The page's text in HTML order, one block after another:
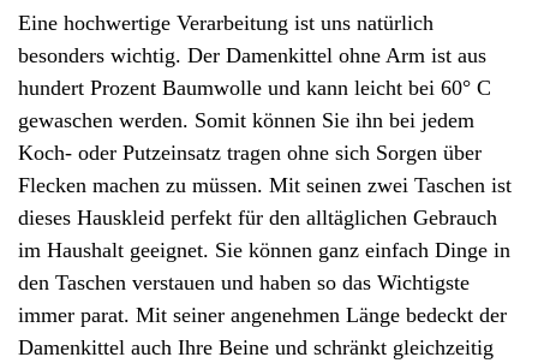
Eine hochwertige Verarbeitung ist uns natürlich
besonders wichtig. Der Damenkittel ohne Arm ist aus
hundert Prozent Baumwolle und kann leicht bei 60° C
gewaschen werden. Somit können Sie ihn bei jedem
Koch- oder Putzeinsatz tragen ohne sich Sorgen über
Flecken machen zu müssen. Mit seinen zwei Taschen ist
dieses Hauskleid perfekt für den alltäglichen Gebrauch
im Haushalt geeignet. Sie können ganz einfach Dinge in
den Taschen verstauen und haben so das Wichtigste
immer parat. Mit seiner angenehmen Länge bedeckt der
Damenkittel auch Ihre Beine und schränkt gleichzeitig